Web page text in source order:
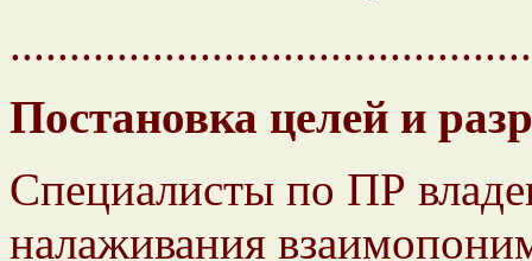
Постановка целей и
Специалисты по ПР
налаживания